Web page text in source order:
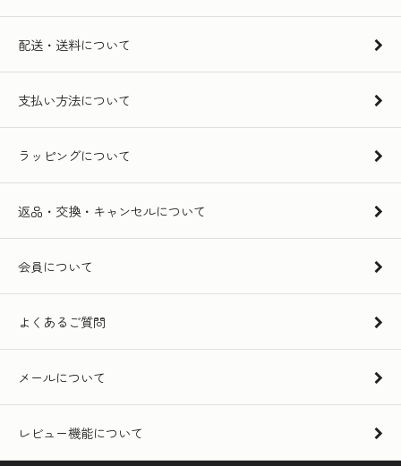
配送・送料について
支払い方法について
ラッピングについて
返品・交換・キャンセルについて
会員について
よくあるご質問
メールについて
レビュー機能について